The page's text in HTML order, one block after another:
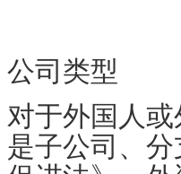
公司类型
对于外国人
是子公司、